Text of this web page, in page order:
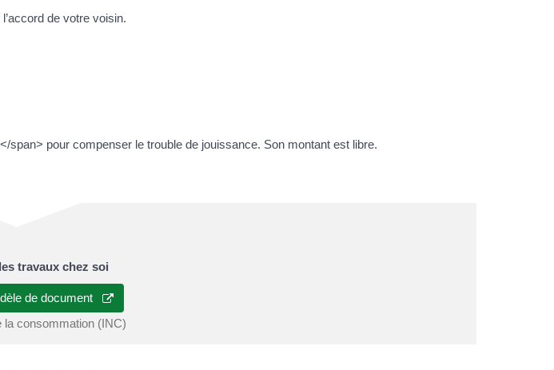
de votre voisin.
span> pour compenser le trouble de jouissance. Son montant est libre.
travaux chez soi
de document
la consommation (INC)